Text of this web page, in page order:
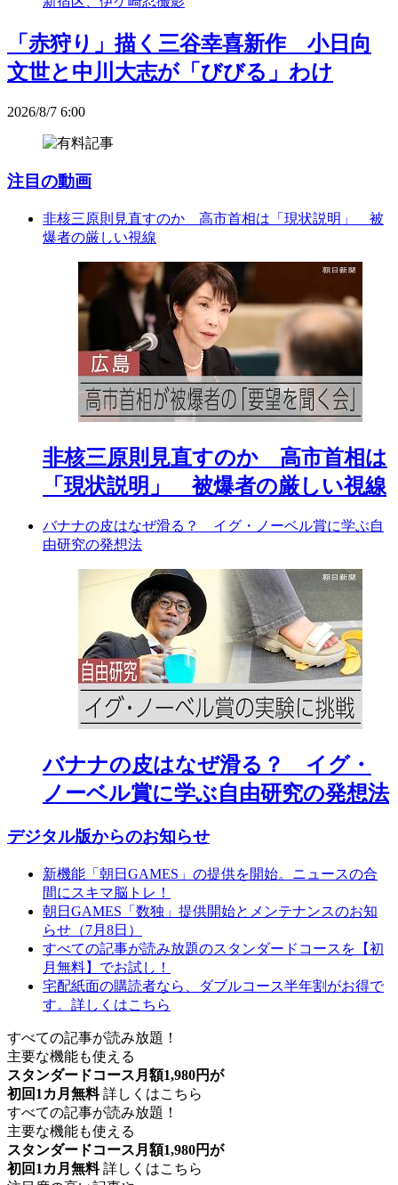
「赤狩り」描く三谷幸喜新作 小日向
文世と中川大志が「びびる」わけ
2026/8/7 6:00
注目の動画
非核三原則見直すのか 高市首相は「現状説明」 被
爆者の厳しい視線
非核三原則見直すのか 高市首相は
「現状説明」 被爆者の厳しい視線
バナナの皮はなぜ滑る？ イグ・ノーベル賞に学ぶ自
由研究の発想法
バナナの皮はなぜ滑る？ イグ・
ノーベル賞に学ぶ自由研究の発想法
デジタル版からのお知らせ
新機能「朝日GAMES」の提供を開始。ニュースの合
間にスキマ脳トレ！
朝日GAMES「数独」提供開始とメンテナンスのお知
らせ（7月8日）
すべての記事が読み放題のスタンダードコースを【初
月無料】でお試し！
宅配紙面の購読者なら、ダブルコース半年割がお得で
す。詳しくはこちら
すべての記事が読み放題！
主要な機能も使える
スタンダードコース月額1,980円が
初回1カ月無料 詳しくはこちら
すべての記事が読み放題！
主要な機能も使える
スタンダードコース月額1,980円が
初回1カ月無料 詳しくはこちら